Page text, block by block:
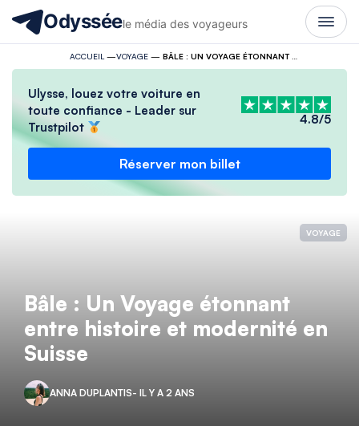
Odysséele média des voyageurs
ACCUEIL —VOYAGE—
Ulysse, louez votre voiture en
toute confiance - Leader sur
Trustpilot
4.8/5
Réserver mon billet
VOYAGE
Bâle : Un Voyage étonnant
entre histoire et modernité en
Suisse
ANNA DUPLANTIS- IL Y A 2 ANS